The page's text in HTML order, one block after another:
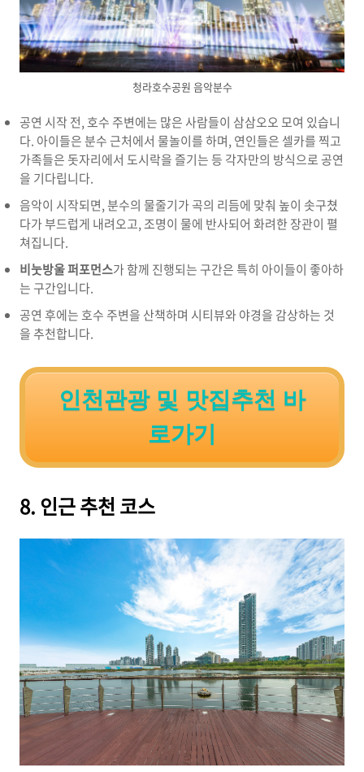
청라호수공원 음악분수
공연 시작 전, 호수 주변에는 많은 사람들이 삼삼오오 모여 있습니
다. 아이들은 분수 근처에서 물놀이를 하며, 연인들은 셀카를 찍고
가족들은 돗자리에서 도시락을 즐기는 등 각자만의 방식으로 공연
을 기다립니다.
음악이 시작되면, 분수의 물줄기가 곡의 리듬에 맞춰 높이 솟구쳤
다가 부드럽게 내려오고, 조명이 물에 반사되어 화려한 장관이 펼
쳐집니다.
비눗방울 퍼포먼스가 함께 진행되는 구간은 특히 아이들이 좋아하
는 구간입니다.
공연 후에는 호수 주변을 산책하며 시티뷰와 야경을 감상하는 것
을 추천합니다.
인천관광 및 맛집추천 바
로가기
8. 인근 추천 코스